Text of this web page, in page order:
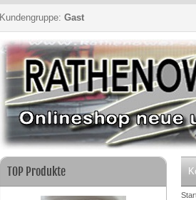
Kundengruppe: Gast
TOP Produkte